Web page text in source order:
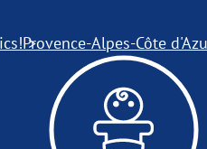
Provence-Alpes-Côte